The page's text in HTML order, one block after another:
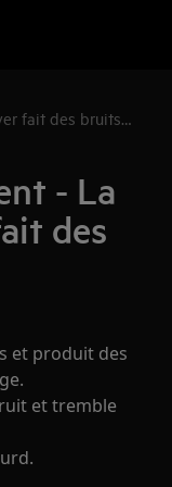
fait des bruits
- La
des
et produit des
et tremble